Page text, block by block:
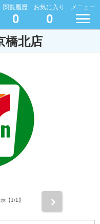
閲覧履歴
0
お気に入り
0
メニュー
橋北店
【1/1】